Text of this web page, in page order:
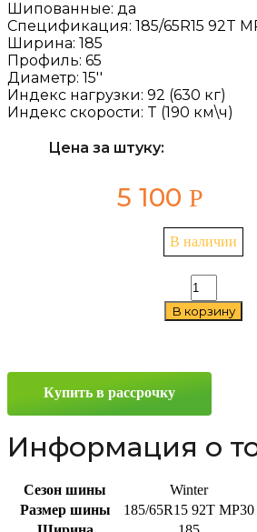
Шипованные: да
Спецификация: 185/65R15 92T
Ширина: 185
Профиль: 65
Диаметр: 15''
Индекс нагрузки: 92 (630 кг)
Индекс скорости: T (190 км\ч)
Цена за штуку:
5 100 Р
В наличии
Количество
товара
Torero
92T
В корзину
Купить в рассрочку
Информация о
Сезон шины
Winter
Размер шины
185/65R15 92T MP30